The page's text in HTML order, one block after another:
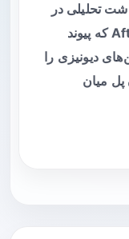
تحلیلی در
JAMA درباره شعر After Sunstroke که پیوند
دیونیزی را
میان